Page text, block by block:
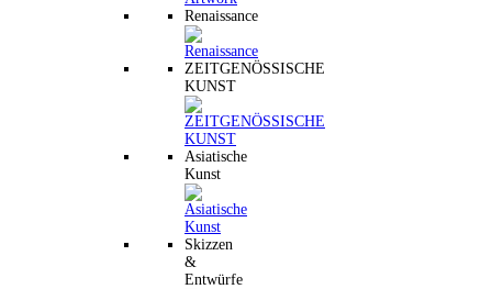
Renaissance
ZEITGENÖSSISCHE
KUNST
Asiatische
Kunst
Skizzen
&
Entwürfe